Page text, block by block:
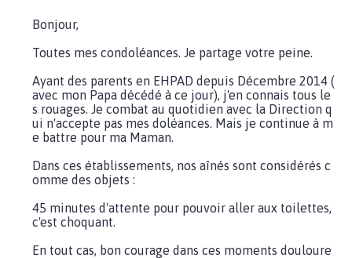
Bonjour,
Toutes mes condoléances. Je partage votre peine.
Ayant des parents en EHPAD depuis Décembre 2014 (
avec mon Papa décédé à ce jour), j'en connais tous le
s rouages. Je combat au quotidien avec la Direction q
ui n'accepte pas mes doléances. Mais je continue à m
e battre pour ma Maman.
Dans ces établissements, nos aînés sont considérés c
omme des objets :
45 minutes d'attente pour pouvoir aller aux toilettes,
c'est choquant.
En tout cas, bon courage dans ces moments douloure